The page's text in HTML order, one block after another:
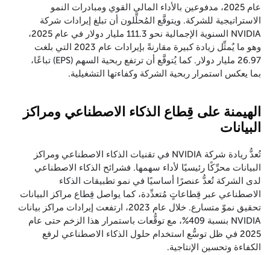
عام 2025، مدفوعين بالأداء المالي القوي ومبادرات النمو
الاستراتيجية للشركة. ويتوقَّع المُحلِّلون أن تبلغ إيرادات شركة
NVIDIA السنوية الإجمالية نحو 111.3 مليار دولار في عام 2025،
وهو ما يُمثِّل زيادة كبيرة مقارنةً بإيرادات عام 2023 التي بلغت
26.97 مليار دولار. كما يُتوقَّع أن ترتفع ربحية السهم (EPS) تباعًا،
بما يعكس استمرار ربحية الشركة وكفاءتها التشغيلية.
الهيمنة على قِطاع الذكاء الاصطناعي ومراكز
البيانات
تُعدُّ ريادة شركة NVIDIA في تقنيات الذكاء الاصطناعي ومراكز
البيانات محرِّكًا رئيسيًا لأداء سهمها. فشرائح الذكاء الاصطناعي
لدى الشركة تُعدُّ عنصرًا أساسيًا في نمو تطبيقات الذكاء
الاصطناعي عبر قِطاعاتٍ مُتعدِّدة، كما يواصل قِطاع مراكز البيانات
تحقيق نموّ متسارع. خلال عام 2023، ارتفعت إيرادات مراكز بيانات
NVIDIA بنسبة 409%، مع توقُّعات باستمرار هذا الزخم حتى عام
2025 في ظل توسُّع استخدام حلول الذكاء الاصطناعي لرفع
الكفاءة وتحسين الإنتاجية.